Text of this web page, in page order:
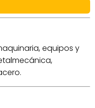
equipos y